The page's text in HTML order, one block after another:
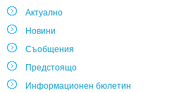
Актуално
Новини
Съобщения
Предстоящо
Информационен бюлетин